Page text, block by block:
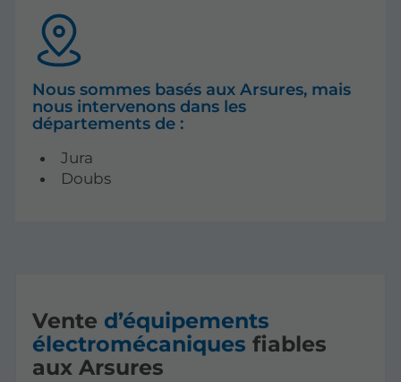
Nous sommes basés aux Arsures, mais
nous intervenons dans les
départements de :
Jura
Doubs
Vente d’équipements
électromécaniques fiables
aux Arsures